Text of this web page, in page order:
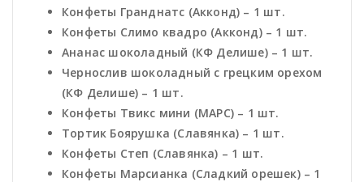
Конфеты Гранднатс (Акконд) – 1 шт.
Конфеты Слимо квадро (Акконд) – 1 шт.
Ананас шоколадный (КФ Делише) – 1 шт.
Чернослив шоколадный с грецким орехом
(КФ Делише) – 1 шт.
Конфеты Твикс мини (МАРС) – 1 шт.
Тортик Боярушка (Славянка) – 1 шт.
Конфеты Степ (Славянка) – 1 шт.
Конфеты Марсианка (Сладкий орешек) – 1